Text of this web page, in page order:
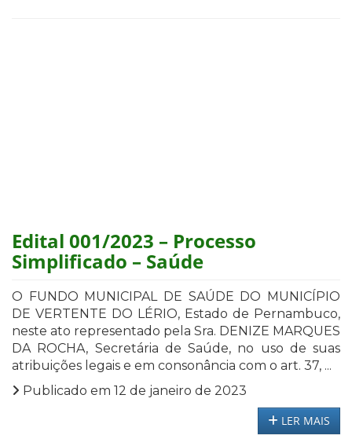
Edital 001/2023 – Processo
Simplificado – Saúde
O FUNDO MUNICIPAL DE SAÚDE DO MUNICÍPIO
DE VERTENTE DO LÉRIO, Estado de Pernambuco,
neste ato representado pela Sra. DENIZE MARQUES
DA ROCHA, Secretária de Saúde, no uso de suas
atribuições legais e em consonância com o art. 37, ...
Publicado em 12 de janeiro de 2023
LER MAIS